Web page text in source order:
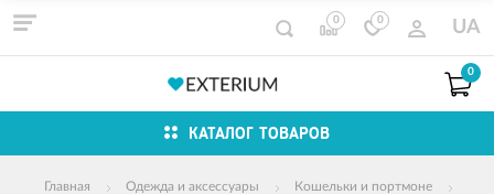
0 0 UA
0
КАТАЛОГ ТОВАРОВ
Главная Одежда и аксессуары
Кошельки и портмоне